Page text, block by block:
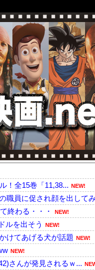
！全15巻「11,38... NEW!
職員に促され顔を出して
終わる・・・ NEW!
ルを出そう NEW!
けてあげる犬が話題 NEW!
NEW!
さんが発見されるｗ...